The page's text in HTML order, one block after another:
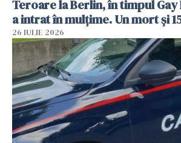
Teroare la Berlin, în timpul
a intrat în mulțime. Un mort și
26 IULIE 2026